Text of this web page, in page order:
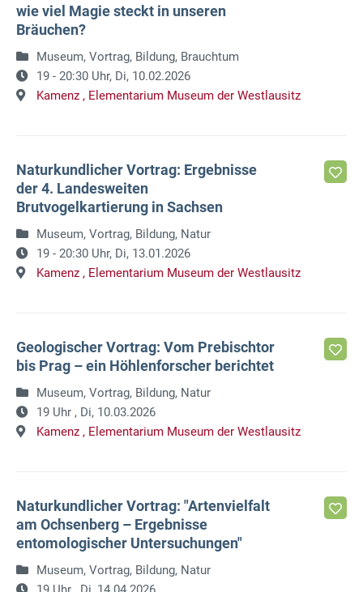
wie viel Magie steckt in unseren
Bräuchen?
Museum, Vortrag, Bildung, Brauchtum
19 - 20:30 Uhr, Di, 10.02.2026
Kamenz , Elementarium Museum der Westlausitz
Naturkundlicher Vortrag: Ergebnisse
der 4. Landesweiten
Brutvogelkartierung in Sachsen
Museum, Vortrag, Bildung, Natur
19 - 20:30 Uhr, Di, 13.01.2026
Kamenz , Elementarium Museum der Westlausitz
Geologischer Vortrag: Vom Prebischtor
bis Prag – ein Höhlenforscher berichtet
Museum, Vortrag, Bildung, Natur
19 Uhr , Di, 10.03.2026
Kamenz , Elementarium Museum der Westlausitz
Naturkundlicher Vortrag: "Artenvielfalt
am Ochsenberg – Ergebnisse
entomologischer Untersuchungen"
Museum, Vortrag, Bildung, Natur